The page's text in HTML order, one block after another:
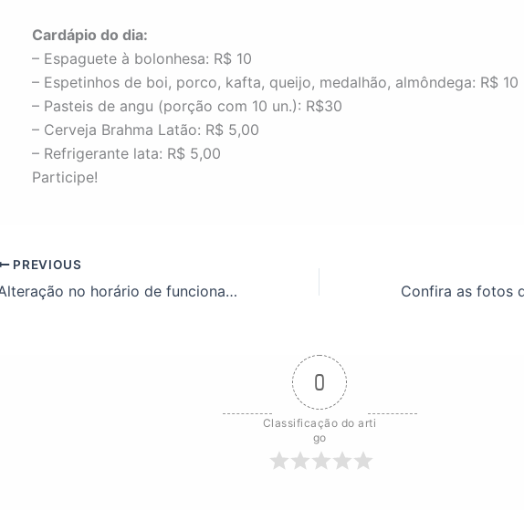
Cardápio do dia:
– Espaguete à bolonhesa: R$ 10
– Espetinhos de boi, porco, kafta, queijo, medalhão, almôndega: R$ 10
– Pasteis de angu (porção com 10 un.): R$30
– Cerveja Brahma Latão: R$ 5,00
– Refrigerante lata: R$ 5,00
Participe!
PREVIOUS
Alteração no horário de funcionamento devido ao feriado e reforma interna
0
Classificação do arti
go